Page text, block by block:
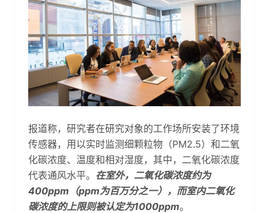
报道称，研究者在研究对象的工作场所安装了环境
传感器，用以实时监测细颗粒物（PM2.5）和二氧
化碳浓度、温度和相对湿度，其中，二氧化碳浓度
代表通风水平。 在室外，二氧化碳浓度约为
400ppm（ppm为百万分之一），而室内二氧化
碳浓度的上限则被认定为1000ppm。